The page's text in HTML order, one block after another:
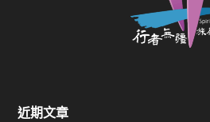
近期文章